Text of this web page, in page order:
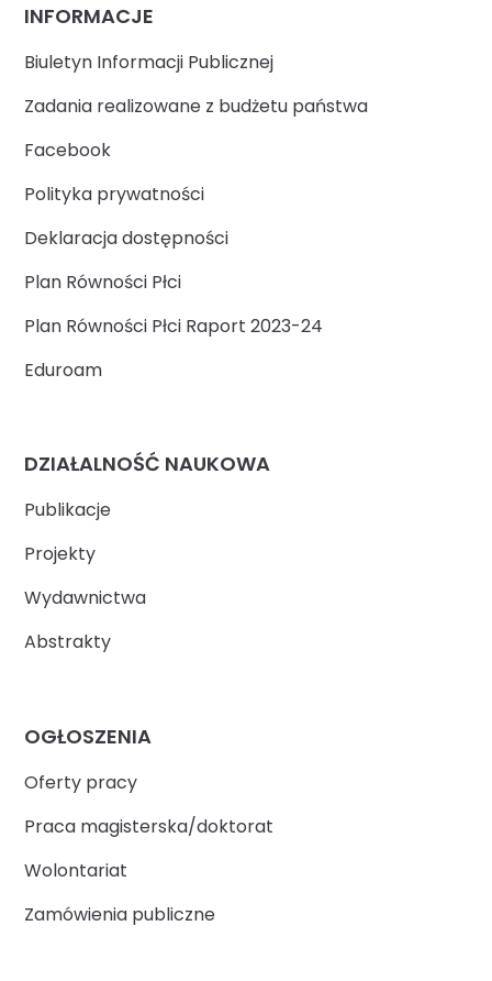
INFORMACJE
Biuletyn Informacji Publicznej
Zadania realizowane z budżetu państwa
Facebook
Polityka prywatności
Deklaracja dostępności
Plan Równości Płci
Plan Równości Płci Raport 2023-24
Eduroam
DZIAŁALNOŚĆ NAUKOWA
Publikacje
Projekty
Wydawnictwa
Abstrakty
OGŁOSZENIA
Oferty pracy
Praca magisterska/doktorat
Wolontariat
Zamówienia publiczne